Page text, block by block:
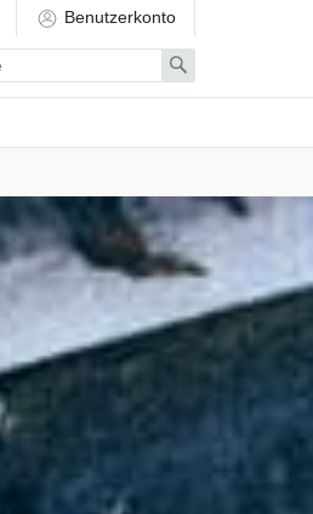
Benutzerkonto
Search